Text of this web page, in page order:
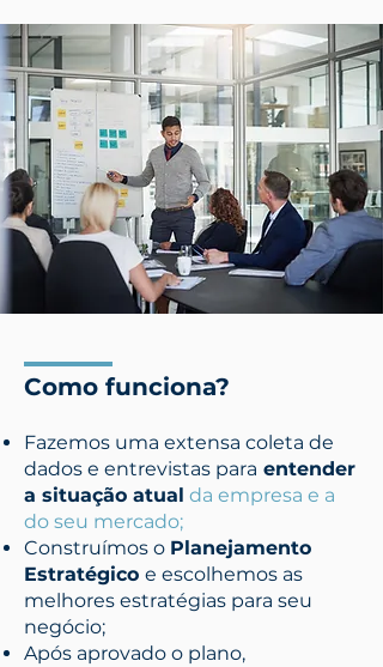
Como funciona?
Fazemos uma extensa coleta de
dados e entrevistas para entender
a situação atual da empresa e a
do seu mercado;
Construímos o Planejamento
Estratégico e escolhemos as
melhores estratégias para seu
negócio;
Após aprovado o plano,